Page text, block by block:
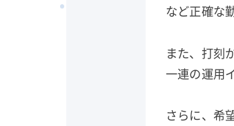
など正確な
また、打刻
一連の運用
さらに、希